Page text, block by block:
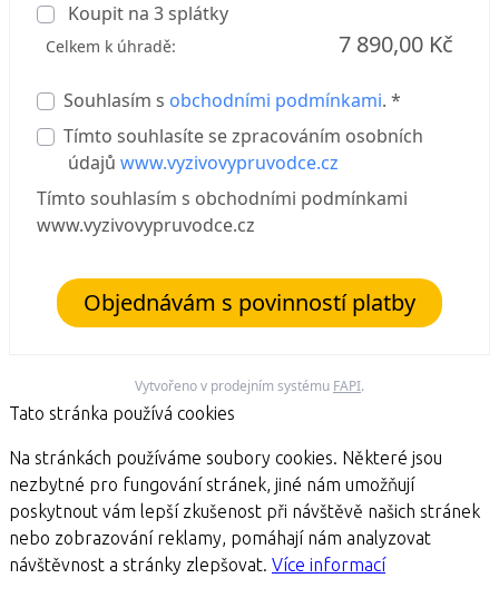
Koupit na 3splátky
Celkem k úhradě: 7 890,00 Kč
Souhlasím s obchodními podmínkami. *
Tímto souhlasíte se zpracováním osobních
údajů www.vyzivovypruvodce.cz
Tímto souhlasím s obchodními podmínkami
www.vyzivovypruvodce.cz
Objednávám s povinností platby
Vytvořeno v prodejním systému FAPI.
Tato stránka používá cookies
Na stránkách používáme soubory cookies. Některé jsou
nezbytné pro fungování stránek, jiné nám umožňují
poskytnout vám lepší zkušenost při návštěvě našich stránek
nebo zobrazování reklamy, pomáhají nám analyzovat
návštěvnost a stránky zlepšovat. Více informací